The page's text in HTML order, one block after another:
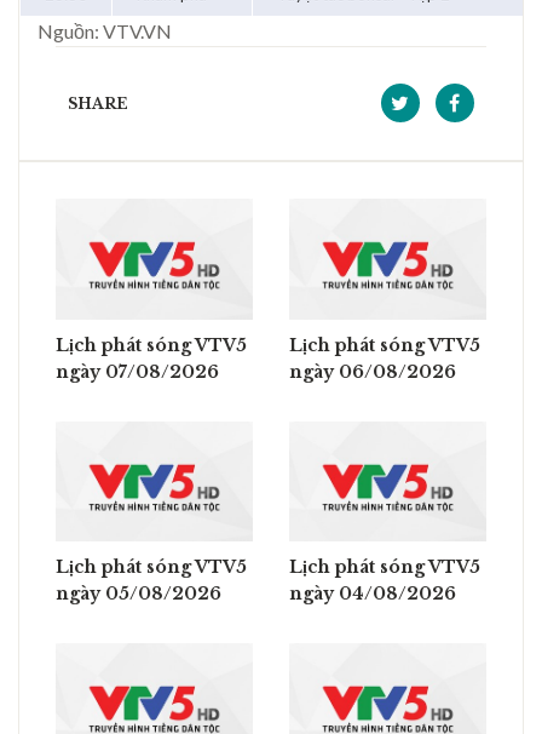
Nguồn: VTV.VN
SHARE
Lịch phát sóng VTV5
ngày 07/08/2026
Lịch phát sóng VTV5
ngày 06/08/2026
Lịch phát sóng VTV5
ngày 05/08/2026
Lịch phát sóng VTV5
ngày 04/08/2026